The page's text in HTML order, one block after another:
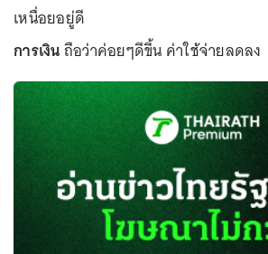
เหนื่อยอยู่ดี
การเงินถือว่าค่อยๆดีขึ้น ค่าใช้จ่ายลดลง